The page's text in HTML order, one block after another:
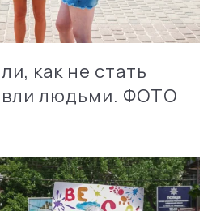
как не стать
людьми. ФОТО